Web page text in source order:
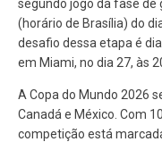
segundo jogo da fase de
(horário de Brasília) do
desafio dessa etapa é
em Miami, no dia 27, às
A Copa do Mundo 2026
Canadá e México. Com
competição está